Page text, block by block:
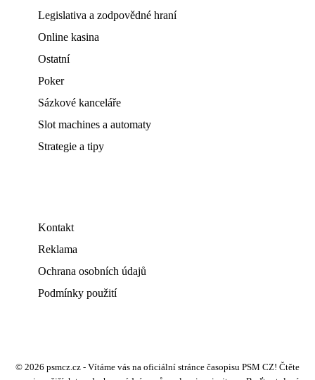
Legislativa a zodpovědné hraní
Online kasina
Ostatní
Poker
Sázkové kanceláře
Slot machines a automaty
Strategie a tipy
Kontakt
Reklama
Ochrana osobních údajů
Podmínky použití
© 2026 psmcz.cz - Vítáme vás na oficiální stránce časopisu PSM CZ! Čtěte